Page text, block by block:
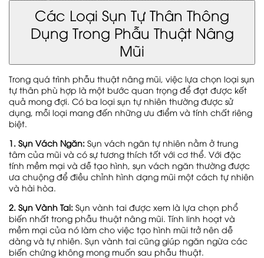
Các Loại Sụn Tự Thân Thông
Dụng Trong Phẫu Thuật Nâng
Mũi
Trong quá trình phẫu thuật nâng mũi, việc lựa chọn loại sụn
tự thân phù hợp là một bước quan trọng để đạt được kết
quả mong đợi. Có ba loại sụn tự nhiên thường được sử
dụng, mỗi loại mang đến những ưu điểm và tính chất riêng
biệt.
1. Sụn Vách Ngăn: Sụn vách ngăn tự nhiên nằm ở trung
tâm của mũi và có sự tương thích tốt với cơ thể. Với đặc
tính mềm mại và dễ tạo hình, sụn vách ngăn thường được
ưa chuộng để điều chỉnh hình dạng mũi một cách tự nhiên
và hài hòa.
2. Sụn Vành Tai: Sụn vành tai được xem là lựa chọn phổ
biến nhất trong phẫu thuật nâng mũi. Tính linh hoạt và
mềm mại của nó làm cho việc tạo hình mũi trở nên dễ
dàng và tự nhiên. Sụn vành tai cũng giúp ngăn ngừa các
biến chứng không mong muốn sau phẫu thuật.